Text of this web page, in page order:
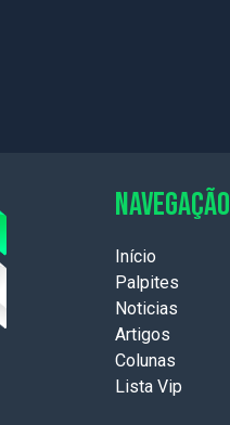
NAVEGAÇÃO
Início
Palpites
Noticias
Artigos
Colunas
Lista Vip